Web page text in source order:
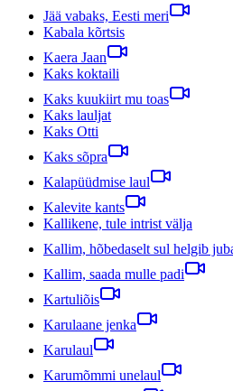
Jää vabaks, Eesti meri
Kabala kõrtsis
Kaera Jaan
Kaks koktaili
Kaks kuukiirt mu toas
Kaks lauljat
Kaks Otti
Kaks sõpra
Kalapüüdmise laul
Kalevite kants
Kallikene, tule intrist välja
Kallim, hõbedaselt sul helgib
Kallim, saada mulle padi
Kartuliõis
Karulaane jenka
Karulaul
Karumõmmi unelaul